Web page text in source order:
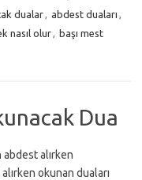
dualar, abdest duaları ,
nasıl olur, başı mest
Dua
alırken
okunan duaları